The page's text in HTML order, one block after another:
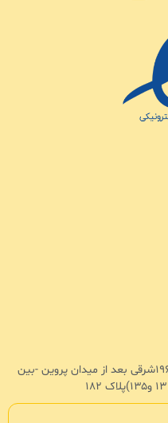
آدرس :تهران -تهرانپارس-خیابان ۱۹۶شرقی بعد از میدان پروین -بین